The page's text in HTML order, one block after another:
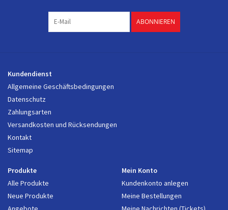
ABONNIEREN
Kundendienst
Allgemeine Geschäftsbedingungen
Datenschutz
Zahlungsarten
Versandkosten und Rücksendungen
Kontakt
Sitemap
Produkte
Alle Produkte
Neue Produkte
Mein Konto
Kundenkonto anlegen
Meine Bestellungen